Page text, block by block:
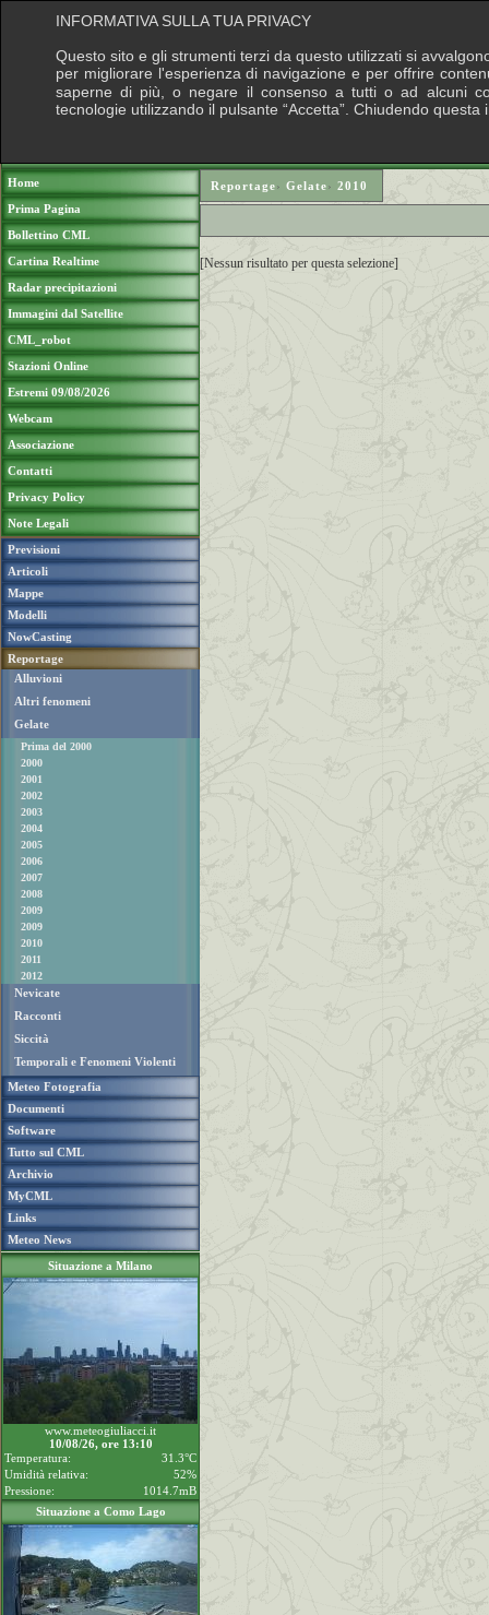
Home
Prima Pagina
Bollettino CML
Cartina Realtime
Radar precipitazioni
Immagini dal Satellite
CML_robot
Stazioni Online
Estremi 09/08/2026
Webcam
Associazione
Contatti
Privacy Policy
Note Legali
Previsioni
Articoli
Mappe
Modelli
NowCasting
Reportage
Alluvioni
Altri fenomeni
Gelate
Prima del 2000
2000
2001
2002
2003
2004
2005
2006
2007
2008
2009
2009
2010
2011
2012
Nevicate
Racconti
Siccità
Temporali e Fenomeni Violenti
Meteo Fotografia
Documenti
Software
Tutto sul CML
Archivio
MyCML
Links
Meteo News
Situazione a Milano
www.meteogiuliacci.it
10/08/26, ore 13:10
Temperatura:
31.3°C
Umidità relativa:
52%
Pressione:
1014.7mB
Situazione a Como Lago
Reportage› Gelate› 2010
[Nessun risultato per questa selezione]
INFORMATIVA SULLA TUA PRIVACY
Questo sito e gli strumenti terzi da questo utilizzati si
per migliorare l'esperienza di navigazione e per offrire
saperne di più, o negare il consenso a tutti o ad alcuni
tecnologie utilizzando il pulsante “Accetta”. Chiudendo